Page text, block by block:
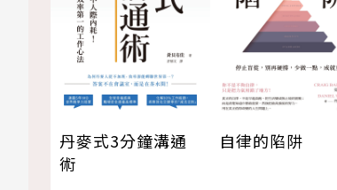
丹麥式3分鐘溝通
術
自律的陷阱